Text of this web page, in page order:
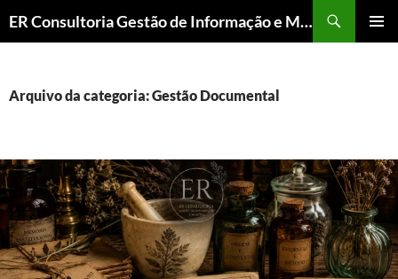
ER Consultoria Gestão de Informação e Memória Institucional
CONTEÚDO
Arquivo da categoria: Gestão Documental